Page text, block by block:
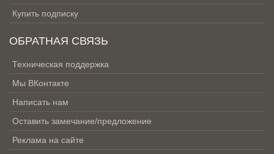
Купить подписку
ОБРАТНАЯ СВЯЗЬ
Техническая поддержка
Мы ВКонтакте
Написать нам
Оставить замечание/предложение
Реклама на сайте